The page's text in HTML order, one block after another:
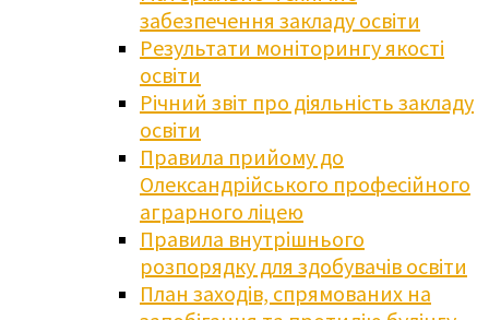
забезпечення закладу освіти
Результати моніторингу якості
освіти
Річний звіт про діяльність закладу
освіти
Правила прийому до
Олександрійського професійного
аграрного ліцею
Правила внутрішнього
розпорядку для здобувачів освіти
План заходів, спрямованих на